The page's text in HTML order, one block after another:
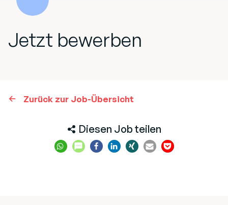
Jetzt bewerben
Zurück zur Job-Übersicht
Diesen Job teilen